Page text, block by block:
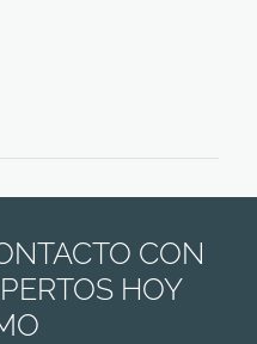
CON
HOY